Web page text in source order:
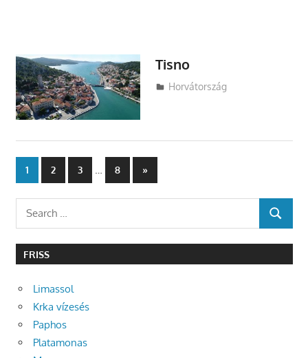
Tisno
Utazasok.org
Horvátország
Bejegyzések
lapozása
1 2 3 8
Next
Posts
»
Search
SEARCH
FRISS
Limassol
Krka vízesés
Paphos
Platamonas